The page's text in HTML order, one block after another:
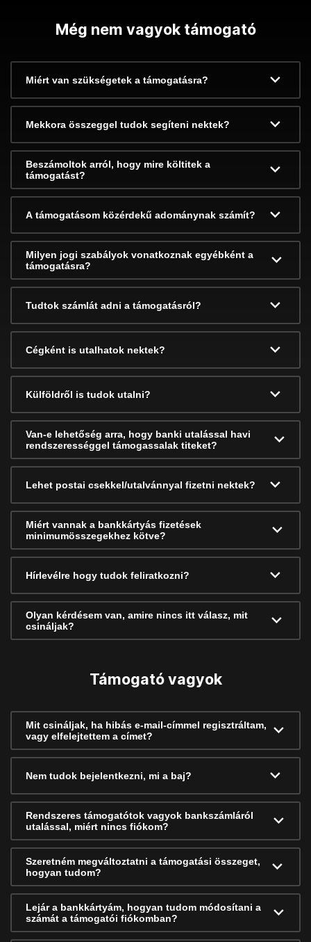
Még nem vagyok támogató
Miért van szükségetek a támogatásra?
Mekkora összeggel tudok segíteni nektek?
Beszámoltok arról, hogy mire költitek a
támogatást?
A támogatásom közérdekű adománynak számít?
Milyen jogi szabályok vonatkoznak egyébként a
támogatásra?
Tudtok számlát adni a támogatásról?
Cégként is utalhatok nektek?
Külföldről is tudok utalni?
Van-e lehetőség arra, hogy banki utalással havi
rendszerességgel támogassalak titeket?
Lehet postai csekkel/utalvánnyal fizetni nektek?
Miért vannak a bankkártyás fizetések
minimumösszegekhez kötve?
Hírlevélre hogy tudok feliratkozni?
Olyan kérdésem van, amire nincs itt válasz, mit
csináljak?
Támogató vagyok
Mit csináljak, ha hibás e-mail-címmel regisztráltam,
vagy elfelejtettem a címet?
Nem tudok bejelentkezni, mi a baj?
Rendszeres támogatótok vagyok bankszámláról
utalással, miért nincs fiókom?
Szeretném megváltoztatni a támogatási összeget,
hogyan tudom?
Lejár a bankkártyám, hogyan tudom módosítani a
számát a támogatói fiókomban?